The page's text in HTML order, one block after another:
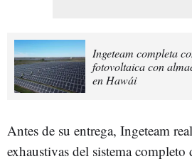
Ingeteam completa
fotovoltaica con
en Hawái
Antes de su entrega, Ingeteam
exhaustivas del sistema completo